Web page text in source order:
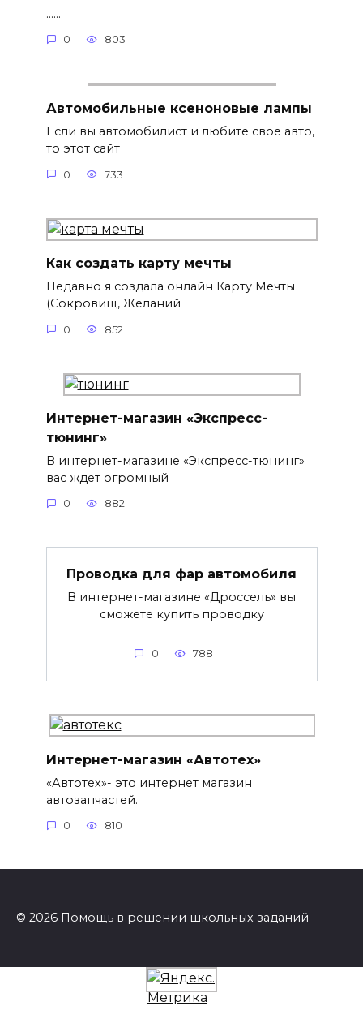
......
0 803
Автомобильные ксеноновые лампы
Если вы автомобилист и любите свое авто,
то этот сайт
0 733
Как создать карту мечты
Недавно я создала онлайн Карту Мечты
(Сокровищ, Желаний
0 852
Интернет-магазин «Экспресс-
тюнинг»
В интернет-магазине «Экспресс-тюнинг»
вас ждет огромный
0 882
Проводка для фар автомобиля
В интернет-магазине «Дроссель» вы
сможете купить проводку
0 788
Интернет-магазин «Автотех»
«Автотех»- это интернет магазин
автозапчастей.
0 810
© 2026 Помощь в решении школьных заданий